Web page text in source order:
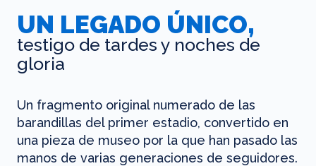
UN LEGADO ÚNICO,
testigo de tardes y noches de
gloria
Un fragmento original numerado de las
barandillas del primer estadio, convertido en
una pieza de museo por la que han pasado las
manos de varias generaciones de seguidores.